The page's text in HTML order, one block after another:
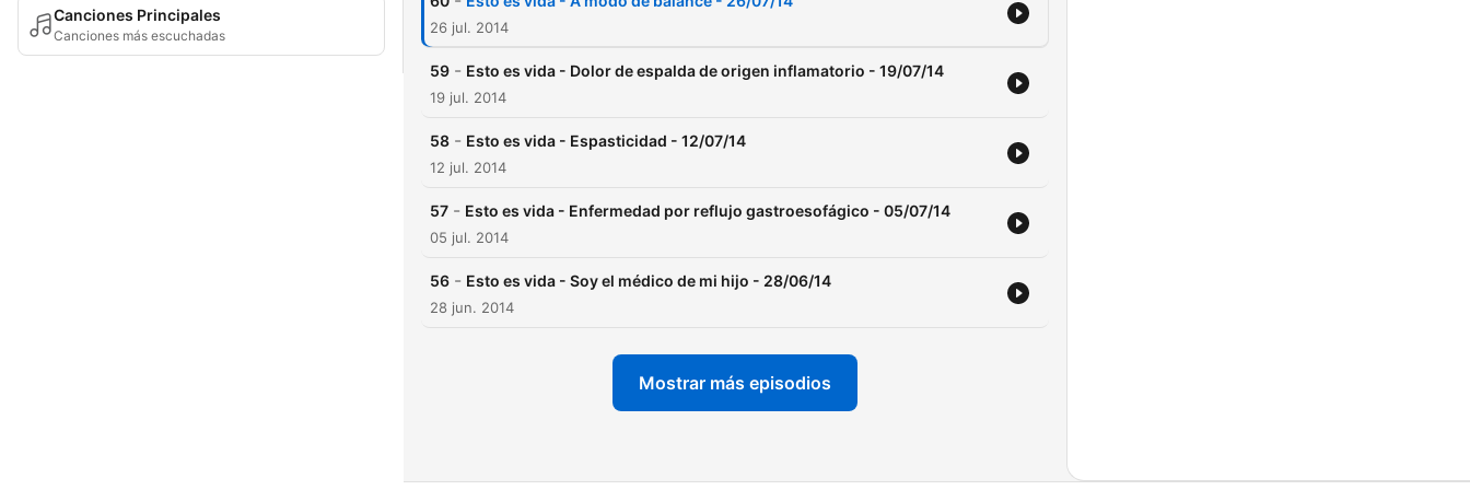
Canciones Principales
Canciones más escuchadas 26 jul. 2014
59 - Esto es vida - Dolor de espalda de origen inflamatorio - 19/07/14
19 jul. 2014
58 - Esto es vida - Espasticidad - 12/07/14
12 jul. 2014
57 - Esto es vida - Enfermedad por reflujo gastroesofágico - 05/07/14
05 jul. 2014
56 - Esto es vida - Soy el médico de mi hijo - 28/06/14
28 jun. 2014
Mostrar más episodios